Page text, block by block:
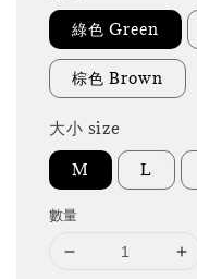
綠色 Green
棕色 Brown
大小 size
M L
數量